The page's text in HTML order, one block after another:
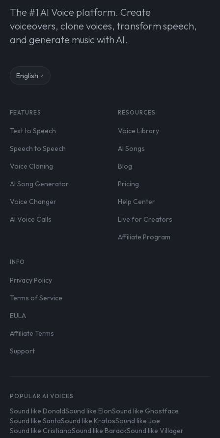
The #1 AI Voice platform. Create
voiceovers, clone voices, transform speech,
and generate music with AI.
English
FEATURES
Text to Speech
Speech to Speech
Voice Cloning
AI Song Generator
Voice Changer
AI Voice Calls
RESOURCES
Voice Library
AI Songs
Blog
Pricing
Help Center
Live for Creators
Affiliate Program
INFO
Privacy Policy
Terms of Service
EULA
Affiliate Terms
Support
POPULAR AI VOICES
Sound like DonaldSound like ElonSound like Ghostface
Sound like SantaSound like KratosSound like Joe
Sound like CristianoSound like BarackSound like Villager